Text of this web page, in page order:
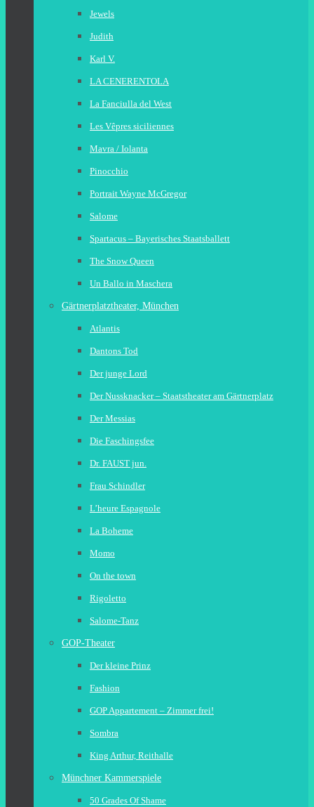
Jewels
Judith
Karl V.
LA CENERENTOLA
La Fanciulla del West
Les Vêpres siciliennes
Mavra / Iolanta
Pinocchio
Portrait Wayne McGregor
Salome
Spartacus – Bayerisches Staatsballett
The Snow Queen
Un Ballo in Maschera
Gärtnerplatztheater, München
Atlantis
Dantons Tod
Der junge Lord
Der Nussknacker – Staatstheater am Gärtnerplatz
Der Messias
Die Faschingsfee
Dr. FAUST jun.
Frau Schindler
L’heure Espagnole
La Boheme
Momo
On the town
Rigoletto
Salome-Tanz
GOP-Theater
Der kleine Prinz
Fashion
GOP Appartement – Zimmer frei!
Sombra
King Arthur, Reithalle
Münchner Kammerspiele
50 Grades Of Shame